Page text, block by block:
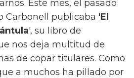
Este mes, el pasado
Carbonell publicaba 'El
', su libro de
nos deja multitud de
de copar titulares. Como
a muchos ha pillado por